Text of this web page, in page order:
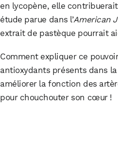
en lycopène, elle
étude parue dans l’American
extrait de pastèque pourrait
Comment expliquer ce
antioxydants présents dans
améliorer la fonction des
pour chouchouter son cœur !